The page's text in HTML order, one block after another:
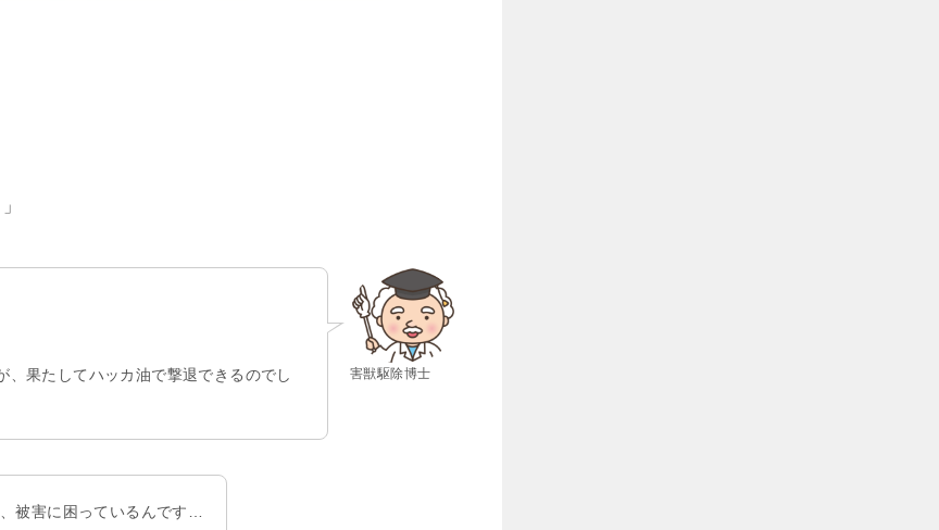
害獣駆除博士
、果たしてハッカ油で撃退できるのでし
被害に困っているんです…